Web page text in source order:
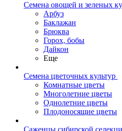
Семена овощей и зеленых
Арбуз
Баклажан
Брюква
Горох, бобы
Дайкон
Еще
Семена цветочных культур
Комнатные цветы
Многолетние цветы
Однолетние цветы
Плодоносящие цветы
Саженцы сибирской